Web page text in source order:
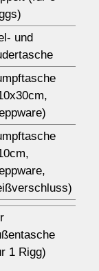
und
1 Rigg)